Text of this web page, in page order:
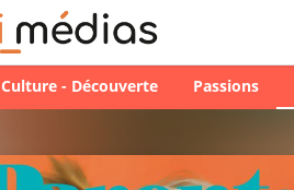
Culture - Découverte Passions